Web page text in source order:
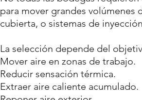
para mover grandes volúmenes
cubierta, o sistemas de
La selección depende del
Mover aire en zonas de trabajo.
Reducir sensación térmica.
Extraer aire caliente acumulado.